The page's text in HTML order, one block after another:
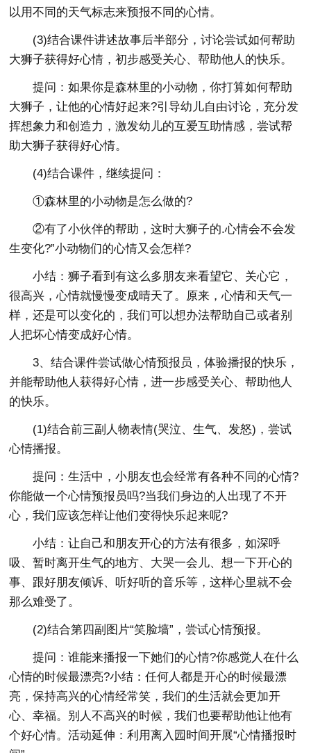
以用不同的天气标志来预报不同的心情。
(3)结合课件讲述故事后半部分，讨论尝试如何帮助
大狮子获得好心情，初步感受关心、帮助他人的快乐。
提问：如果你是森林里的小动物，你打算如何帮助
大狮子，让他的心情好起来?引导幼儿自由讨论，充分发
挥想象力和创造力，激发幼儿的互爱互助情感，尝试帮
助大狮子获得好心情。
(4)结合课件，继续提问：
①森林里的小动物是怎么做的?
②有了小伙伴的帮助，这时大狮子的.心情会不会发
生变化?”小动物们的心情又会怎样?
小结：狮子看到有这么多朋友来看望它、关心它，
很高兴，心情就慢慢变成晴天了。原来，心情和天气一
样，还是可以变化的，我们可以想办法帮助自己或者别
人把坏心情变成好心情。
3、结合课件尝试做心情预报员，体验播报的快乐，
并能帮助他人获得好心情，进一步感受关心、帮助他人
的快乐。
(1)结合前三副人物表情(哭泣、生气、发怒)，尝试
心情播报。
提问：生活中，小朋友也会经常有各种不同的心情?
你能做一个心情预报员吗?当我们身边的人出现了不开
心，我们应该怎样让他们变得快乐起来呢?
小结：让自己和朋友开心的方法有很多，如深呼
吸、暂时离开生气的地方、大哭一会儿、想一下开心的
事、跟好朋友倾诉、听好听的音乐等，这样心里就不会
那么难受了。
(2)结合第四副图片“笑脸墙”，尝试心情预报。
提问：谁能来播报一下她们的心情?你感觉人在什么
心情的时候最漂亮?小结：任何人都是开心的时候最漂
亮，保持高兴的心情经常笑，我们的生活就会更加开
心、幸福。别人不高兴的时候，我们也要帮助他让他有
个好心情。活动延伸：利用离入园时间开展“心情播报时